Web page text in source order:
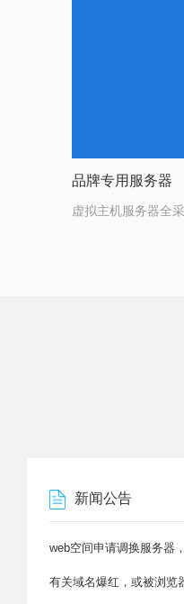
品牌专用服务器
虚拟主机服务器全
新闻公告
web空间申请调换服务器
有关域名爆红，或被浏览